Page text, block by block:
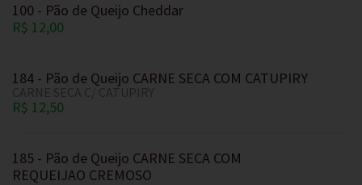
100 - Pão de Queijo Cheddar
R$ 12,00
184 - Pão de Queijo CARNE SECA COM CATUPIRY
R$ 12,50
185 - Pão de Queijo CARNE SECA COM
REQUEIJAO CREMOSO